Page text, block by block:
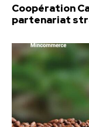
Coopération
partenariat